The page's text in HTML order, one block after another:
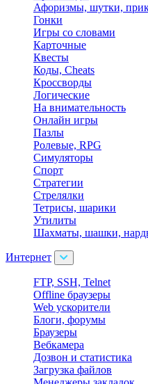
Афоризмы, шутки,
Гонки
Игры со словами
Карточные
Квесты
Коды, Cheats
Кроссворды
Логические
На внимательность
Онлайн игры
Пазлы
Ролевые, RPG
Симуляторы
Спорт
Стратегии
Стрелялки
Тетрисы, шарики
Утилиты
Шахматы, шашки,
Интернет
FTP, SSH, Telnet
Offline браузеры
Web ускорители
Блоги, форумы
Браузеры
Вебкамера
Дозвон и статистика
Загрузка файлов